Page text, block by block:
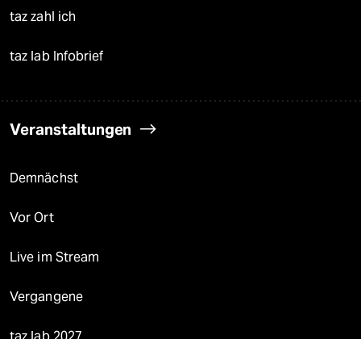
taz zahl ich
taz lab Infobrief
Veranstaltungen
Demnächst
Vor Ort
Live im Stream
Vergangene